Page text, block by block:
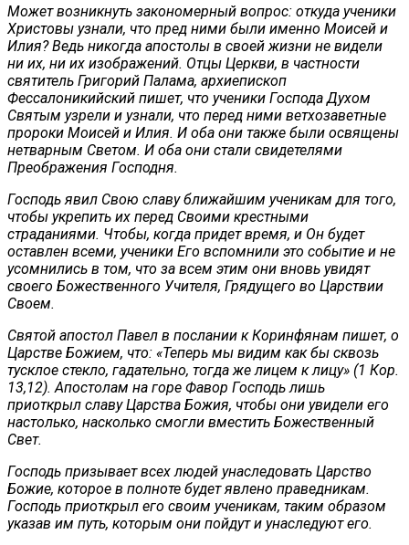
Может возникнуть закономерный вопрос: откуда ученики
Христовы узнали, что пред ними были именно Моисей и
Илия? Ведь никогда апостолы в своей жизни не видели
ни их, ни их изображений. Отцы Церкви, в частности
святитель Григорий Палама, архиепископ
Фессалоникийский пишет, что ученики Господа Духом
Святым узрели и узнали, что перед ними ветхозаветные
пророки Моисей и Илия. И оба они также были освящены
нетварным Светом. И оба они стали свидетелями
Преображения Господня.
Господь явил Свою славу ближайшим ученикам для того,
чтобы укрепить их перед Своими крестными
страданиями. Чтобы, когда придет время, и Он будет
оставлен всеми, ученики Его вспомнили это событие и не
усомнились в том, что за всем этим они вновь увидят
своего Божественного Учителя, Грядущего во Царствии
Своем.
Святой апостол Павел в послании к Коринфянам пишет, о
Царстве Божием, что: «Теперь мы видим как бы сквозь
тусклое стекло, гадательно, тогда же лицем к лицу» (1 Кор.
13,12). Апостолам на горе Фавор Господь лишь
приоткрыл славу Царства Божия, чтобы они увидели его
настолько, насколько смогли вместить Божественный
Свет.
Господь призывает всех людей унаследовать Царство
Божие, которое в полноте будет явлено праведникам.
Господь приоткрыл его своим ученикам, таким образом
указав им путь, которым они пойдут и унаследуют его.